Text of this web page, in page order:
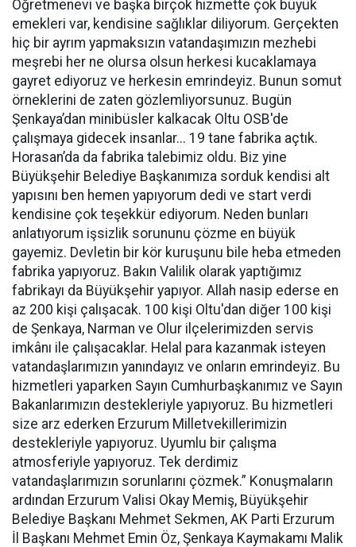
Öğretmenevi ve başka birçok hizmette çok büyük
emekleri var, kendisine sağlıklar diliyorum. Gerçekten
hiç bir ayrım yapmaksızın vatandaşımızın mezhebi
meşrebi her ne olursa olsun herkesi kucaklamaya
gayret ediyoruz ve herkesin emrindeyiz. Bunun somut
örneklerini de zaten gözlemliyorsunuz. Bugün
Şenkaya’dan minibüsler kalkacak Oltu OSB'de
çalışmaya gidecek insanlar... 19 tane fabrika açtık.
Horasan’da da fabrika talebimiz oldu. Biz yine
Büyükşehir Belediye Başkanımıza sorduk kendisi alt
yapısını ben hemen yapıyorum dedi ve start verdi
kendisine çok teşekkür ediyorum. Neden bunları
anlatıyorum işsizlik sorununu çözme en büyük
gayemiz. Devletin bir kör kuruşunu bile heba etmeden
fabrika yapıyoruz. Bakın Valilik olarak yaptığımız
fabrikayı da Büyükşehir yapıyor. Allah nasip ederse en
az 200 kişi çalışacak. 100 kişi Oltu'dan diğer 100 kişi
de Şenkaya, Narman ve Olur ilçelerimizden servis
imkânı ile çalışacaklar. Helal para kazanmak isteyen
vatandaşlarımızın yanındayız ve onların emrindeyiz. Bu
hizmetleri yaparken Sayın Cumhurbaşkanımız ve Sayın
Bakanlarımızın destekleriyle yapıyoruz. Bu hizmetleri
size arz ederken Erzurum Milletvekillerimizin
destekleriyle yapıyoruz. Uyumlu bir çalışma
atmosferiyle yapıyoruz. Tek derdimiz
vatandaşlarımızın sorunlarını çözmek.” Konuşmaların
ardından Erzurum Valisi Okay Memiş, Büyükşehir
Belediye Başkanı Mehmet Sekmen, AK Parti Erzurum
İl Başkanı Mehmet Emin Öz, Şenkaya Kaymakamı Malik